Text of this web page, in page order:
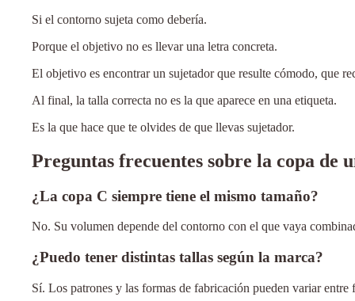
Si el contorno sujeta como debería.
Porque el objetivo no es llevar una letra concreta.
El objetivo es encontrar un sujetador que resulte cómodo, que
Al final, la talla correcta no es la que aparece en una etiqueta.
Es la que hace que te olvides de que llevas sujetador.
Preguntas frecuentes sobre la copa de
¿La copa C siempre tiene el mismo tamaño?
No. Su volumen depende del contorno con el que vaya
¿Puedo tener distintas tallas según la marca?
Sí. Los patrones y las formas de fabricación pueden variar entre